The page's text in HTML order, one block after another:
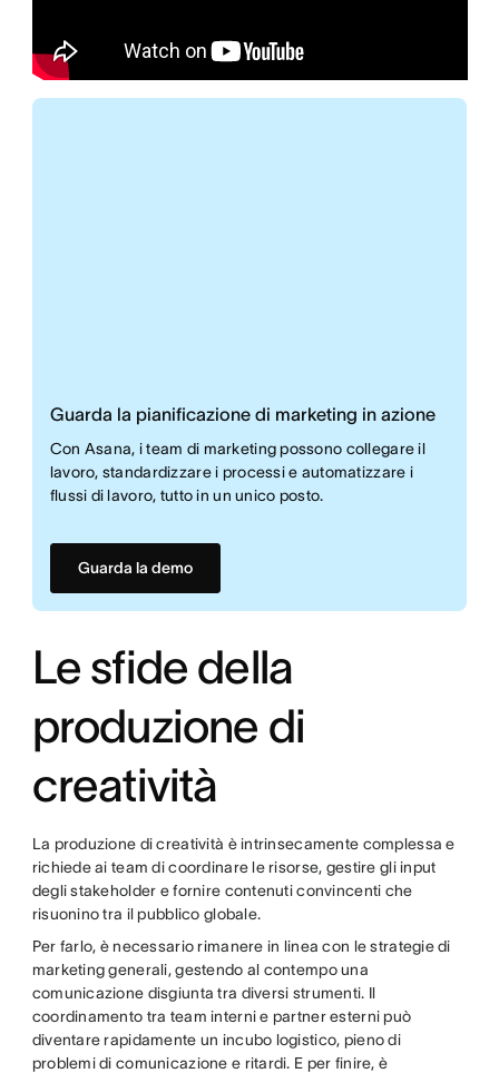
Guarda la pianificazione di marketing in azione
Con Asana, i team di marketing possono collegare il
lavoro, standardizzare i processi e automatizzare i
flussi di lavoro, tutto in un unico posto.
Guarda la demo
Le sfide della
produzione di
creatività
La produzione di creatività è intrinsecamente complessa e
richiede ai team di coordinare le risorse, gestire gli input
degli stakeholder e fornire contenuti convincenti che
risuonino tra il pubblico globale.
Per farlo, è necessario rimanere in linea con le strategie di
marketing generali, gestendo al contempo una
comunicazione disgiunta tra diversi strumenti. Il
coordinamento tra team interni e partner esterni può
diventare rapidamente un incubo logistico, pieno di
problemi di comunicazione e ritardi. E per finire, è